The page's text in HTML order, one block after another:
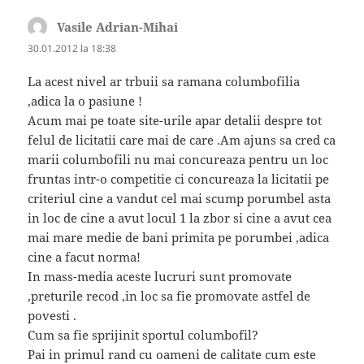
Vasile Adrian-Mihai
30.01.2012 la 18:38
La acest nivel ar trbuii sa ramana columbofilia
,adica la o pasiune !
Acum mai pe toate site-urile apar detalii despre tot
felul de licitatii care mai de care .Am ajuns sa cred ca
marii columbofili nu mai concureaza pentru un loc
fruntas intr-o competitie ci concureaza la licitatii pe
criteriul cine a vandut cel mai scump porumbel asta
in loc de cine a avut locul 1 la zbor si cine a avut cea
mai mare medie de bani primita pe porumbei ,adica
cine a facut norma!
In mass-media aceste lucruri sunt promovate
,preturile recod ,in loc sa fie promovate astfel de
povesti .
Cum sa fie sprijinit sportul columbofil?
Pai in primul rand cu oameni de calitate cum este